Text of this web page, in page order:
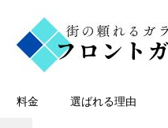
料金 選ばれる理由